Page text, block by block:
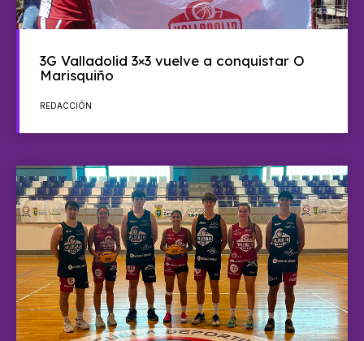
3G Valladolid 3×3 vuelve a conquistar O
Marisquiño
REDACCIÓN